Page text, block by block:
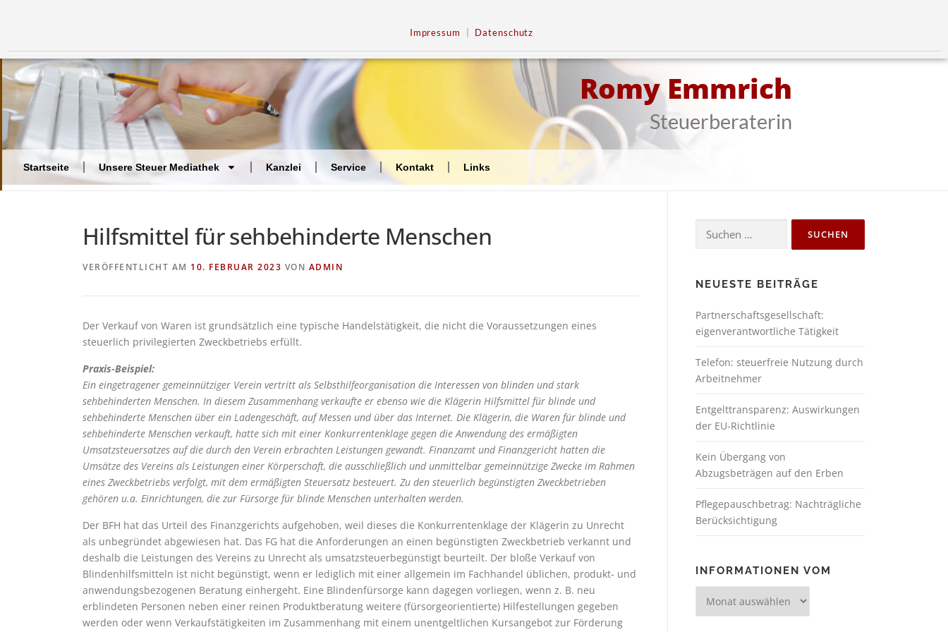
Impressum Datenschutz
Romy Emmrich
Steuerberaterin
Startseite Unsere Steuer Mediathek Kanzlei Service Kontakt Links
Hilfsmittel für sehbehinderte Menschen
VERÖFFENTLICHT AM 10. FEBRUAR 2023 VON ADMIN
Der Verkauf von Waren ist grundsätzlich eine typische Handelstätigkeit, die nicht die Voraussetzungen eines
steuerlich privilegierten Zweckbetriebs erfüllt.
Praxis-Beispiel:
Ein eingetragener gemeinnütziger Verein vertritt als Selbsthilfeorganisation die Interessen von blinden und stark
sehbehinderten Menschen. In diesem Zusammenhang verkaufte er ebenso wie die Klägerin Hilfsmittel für blinde und
sehbehinderte Menschen über ein Ladengeschäft, auf Messen und über das Internet. Die Klägerin, die Waren für blinde und
sehbehinderte Menschen verkauft, hatte sich mit einer Konkurrentenklage gegen die Anwendung des ermäßigten
Umsatzsteuersatzes auf die durch den Verein erbrachten Leistungen gewandt. Finanzamt und Finanzgericht hatten die
Umsätze des Vereins als Leistungen einer Körperschaft, die ausschließlich und unmittelbar gemeinnützige Zwecke im Rahmen
eines Zweckbetriebs verfolgt, mit dem ermäßigten Steuersatz besteuert. Zu den steuerlich begünstigten Zweckbetrieben
gehören u.a. Einrichtungen, die zur Fürsorge für blinde Menschen unterhalten werden.
Der BFH hat das Urteil des Finanzgerichts aufgehoben, weil dieses die Konkurrentenklage der Klägerin zu Unrecht
als unbegründet abgewiesen hat. Das FG hat die Anforderungen an einen begünstigten Zweckbetrieb verkannt und
deshalb die Leistungen des Vereins zu Unrecht als umsatzsteuerbegünstigt beurteilt. Der bloße Verkauf von
Blindenhilfsmitteln ist nicht begünstigt, wenn er lediglich mit einer allgemein im Fachhandel üblichen, produkt- und
anwendungsbezogenen Beratung einhergeht. Eine Blindenfürsorge kann dagegen vorliegen, wenn z. B. neu
erblindeten Personen neben einer reinen Produktberatung weitere (fürsorgeorientierte) Hilfestellungen gegeben
werden oder wenn Verkaufstätigkeiten im Zusammenhang mit einem unentgeltlichen Kursangebot zur Förderung
NEUESTE BEITRÄGE
Partnerschaftsgesellschaft:
eigenverantwortliche Tätigkeit
Telefon: steuerfreie Nutzung durch
Arbeitnehmer
Entgelttransparenz: Auswirkungen
der EU-Richtlinie
Kein Übergang von
Abzugsbeträgen auf den Erben
Pflegepauschbetrag: Nachträgliche
Berücksichtigung
INFORMATIONEN VOM